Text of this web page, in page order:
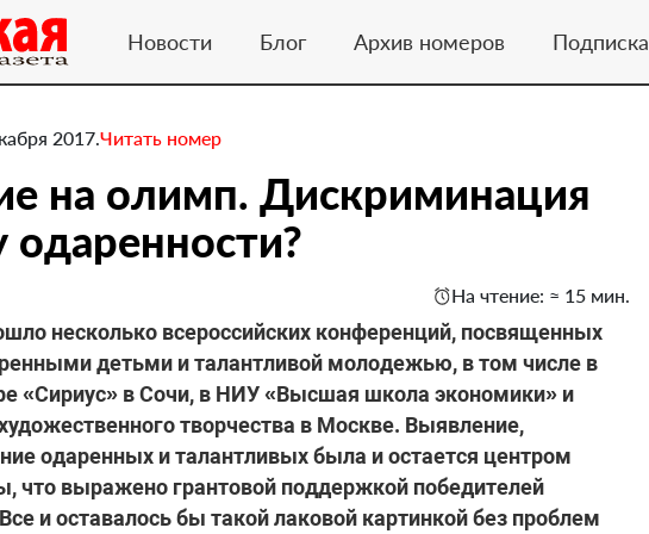
Новости Блог Архив номеров Подписка
2017.Читать номер
на олимп. Дискриминация
одаренности?
На чтение: ≈ 15 мин.
несколько всероссийских конференций, посвященных
детьми и талантливой молодежью, в том числе в
«Сириус» в Сочи, в НИУ «Высшая школа экономики» и
творчества в Москве. Выявление,
одаренных и талантливых была и остается центром
что выражено грантовой поддержкой победителей
и оставалось бы такой лаковой картинкой без проблем